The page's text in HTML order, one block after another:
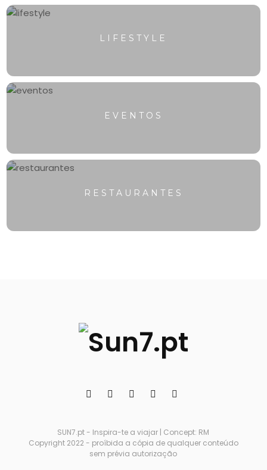
LIFESTYLE
EVENTOS
RESTAURANTES
SUN7.pt - Inspira-te a viajar | Concept: RM
Copyright 2022 - proíbida a cópia de qualquer conteúdo
sem prévia autorização